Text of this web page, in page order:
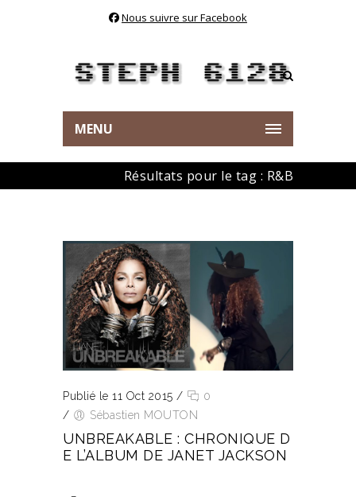
Nous suivre sur Facebook
MENU
Résultats pour le tag : R&B
Publié le 11 Oct 2015 /
0
/
Sébastien MOUTON
UNBREAKABLE : CHRONIQUE D
E L’ALBUM DE JANET JACKSON